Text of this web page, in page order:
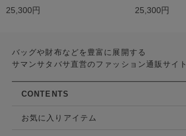
25,300円
25,300円
バッグや財布などを豊富に展開する
サマンサタバサ直営のファッション通販サイト
CONTENTS
お気に入りアイテム